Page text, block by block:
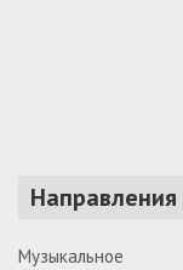
Направления
Музыкальное